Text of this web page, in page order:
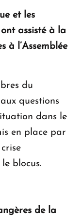
et les
assisté à la
à l’Assemblée
du
questions
dans le
en place par
blocus.
de la